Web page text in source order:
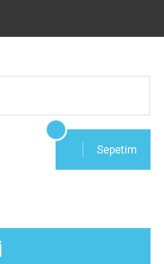
Sepetim